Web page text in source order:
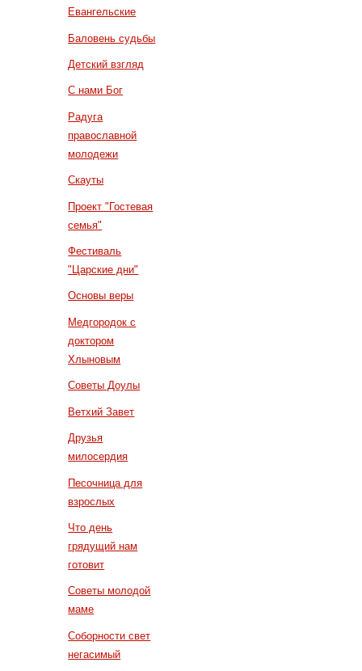
Евангельские
Баловень судьбы
Детский взгляд
С нами Бог
Радуга
православной
молодежи
Скауты
Проект "Гостевая
семья"
Фестиваль
"Царские дни"
Основы веры
Медгородок с
доктором
Хлыновым
Советы Доулы
Ветхий Завет
Друзья
милосердия
Песочница для
взрослых
Что день
грядущий нам
готовит
Советы молодой
маме
Соборности свет
негасимый